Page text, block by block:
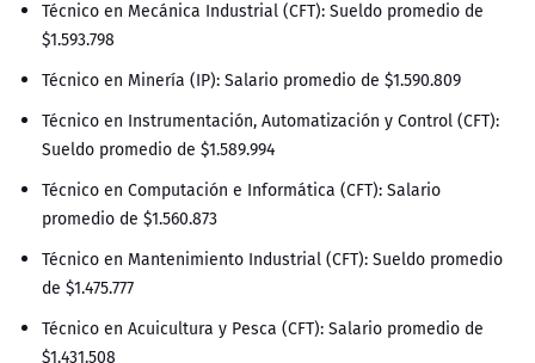
Técnico en Mecánica Industrial (CFT): Sueldo promedio de
$1.593.798
Técnico en Minería (IP): Salario promedio de $1.590.809
Técnico en Instrumentación, Automatización y Control (CFT):
Sueldo promedio de $1.589.994
Técnico en Computación e Informática (CFT): Salario
promedio de $1.560.873
Técnico en Mantenimiento Industrial (CFT): Sueldo promedio
de $1.475.777
Técnico en Acuicultura y Pesca (CFT): Salario promedio de
$1.431.508